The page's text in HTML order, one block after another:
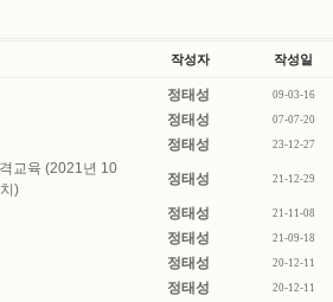
작성자 작성일
정태성 09-03-16
정태성 07-07-20
정태성 23-12-27
교육 (2021년 10
)
정태성 21-12-29
정태성 21-11-08
정태성 21-09-18
정태성 20-12-11
정태성 20-12-11